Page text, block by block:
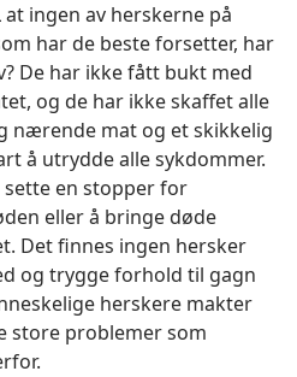
at ingen av herskerne på
har de beste forsetter, har
De har ikke fått bukt med
og de har ikke skaffet alle
nærende mat og et skikkelig
å utrydde alle sykdommer.
en stopper for
eller å bringe døde
Det finnes ingen hersker
og trygge forhold til gagn
herskere makter
store problemer som